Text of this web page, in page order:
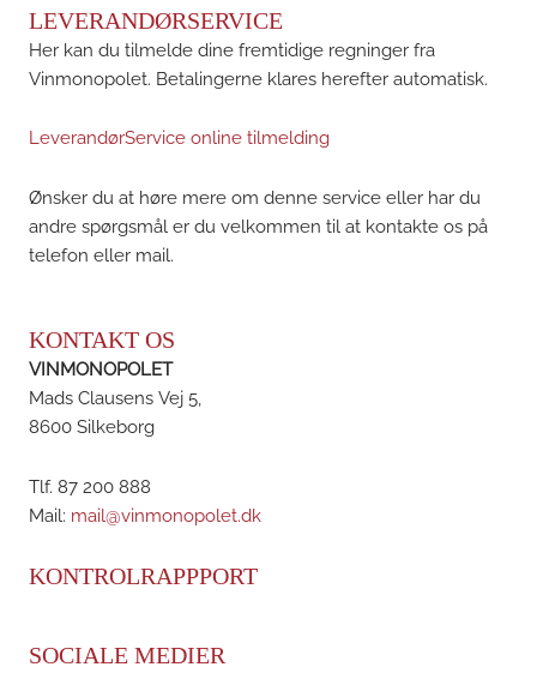
LEVERANDØRSERVICE
Her kan du tilmelde dine fremtidige regninger fra
Vinmonopolet. Betalingerne klares herefter automatisk.
LeverandørService online tilmelding
Ønsker du at høre mere om denne service eller har du
andre spørgsmål er du velkommen til at kontakte os på
telefon eller mail.
KONTAKT OS
VINMONOPOLET
Mads Clausens Vej 5,
8600 Silkeborg
Tlf. 87 200 888
Mail: mail@vinmonopolet.dk
KONTROLRAPPPORT
SOCIALE MEDIER